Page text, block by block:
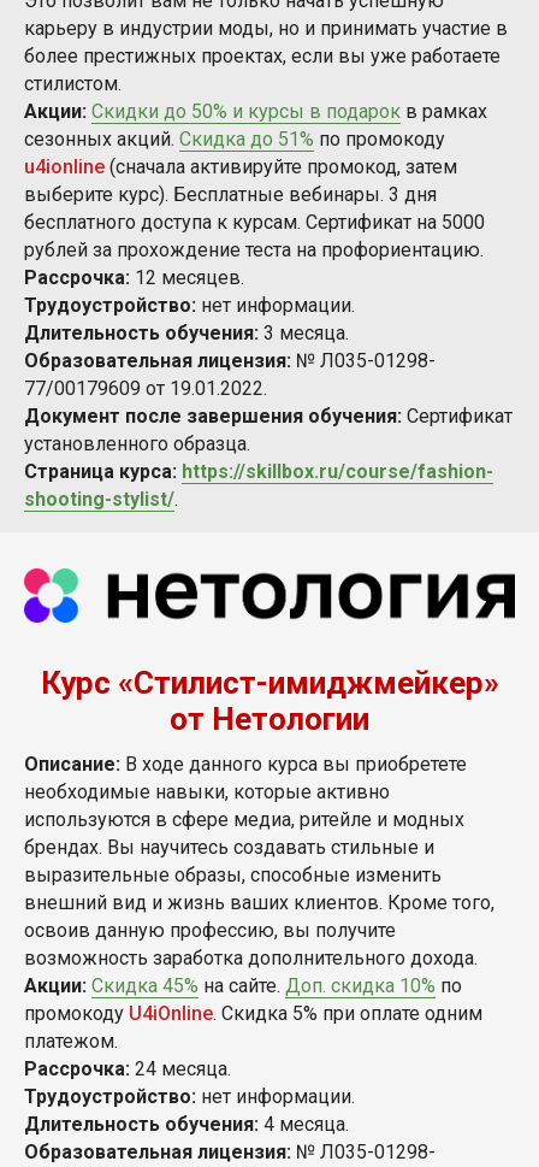
карьеру в индустрии моды, но и принимать участие в
более престижных проектах, если вы уже работаете
стилистом.
Акции: Скидки до 50% и курсы в подарок в рамках
сезонных акций. Скидка до 51% по промокоду
u4ionline (сначала активируйте промокод, затем
выберите курс). Бесплатные вебинары. 3 дня
бесплатного доступа к курсам. Сертификат на 5000
рублей за прохождение теста на профориентацию.
Рассрочка: 12 месяцев.
Трудоустройство: нет информации.
Длительность обучения: 3 месяца.
Образовательная лицензия: № Л035-01298-
77/00179609 от 19.01.2022.
Документ после завершения обучения: Сертификат
установленного образца.
Страница курса: https://skillbox.ru/course/fashion-
shooting-stylist/.
Курс «Стилист-имиджмейкер»
от Нетологии
Описание: В ходе данного курса вы приобретете
необходимые навыки, которые активно
используются в сфере медиа, ритейле и модных
брендах. Вы научитесь создавать стильные и
выразительные образы, способные изменить
внешний вид и жизнь ваших клиентов. Кроме того,
освоив данную профессию, вы получите
возможность заработка дополнительного дохода.
Акции: Скидка 45% на сайте. Доп. скидка 10% по
промокоду U4iOnline. Скидка 5% при оплате одним
платежом.
Рассрочка: 24 месяца.
Трудоустройство: нет информации.
Длительность обучения: 4 месяца.
Образовательная лицензия: № Л035-01298-